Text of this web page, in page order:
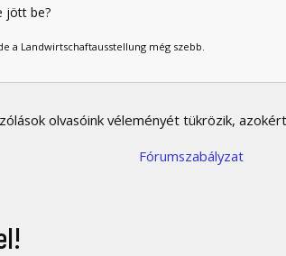
jött be?
a Landwirtschaftausstellung még szebb.
olvasóink véleményét tükrözik,
Fórumszabályzat